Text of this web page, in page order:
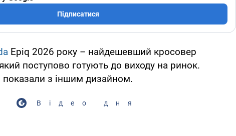
Підписатися
Epiq 2026 року – найдешевший кросовер
поступово готують до виходу на ринок.
показали з іншим дизайном.
Відео дня